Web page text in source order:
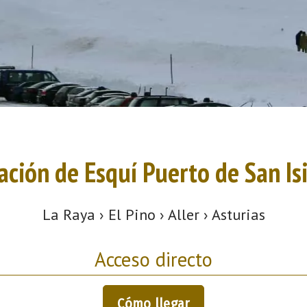
de Esquí Puerto de San
La Raya › El Pino › Aller › Asturias
Acceso directo
Cómo llegar